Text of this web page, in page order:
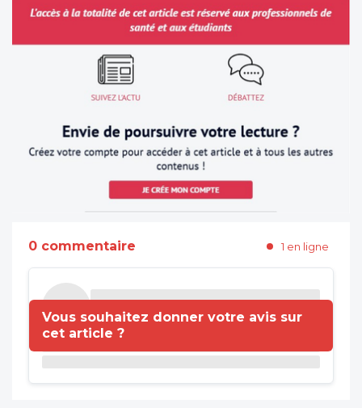
0 commentaire 1 en ligne
Vous souhaitez donner votre avis sur
cet article ?